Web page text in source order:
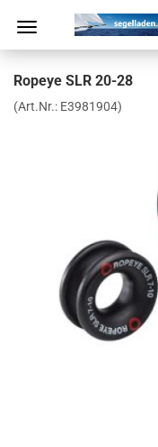
Ropeye SLR 20-28
(Art.Nr.: E3981904)